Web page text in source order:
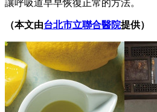
讓呼吸道早早恢復正常的方法。
（本文由台北市立聯合醫院提供）